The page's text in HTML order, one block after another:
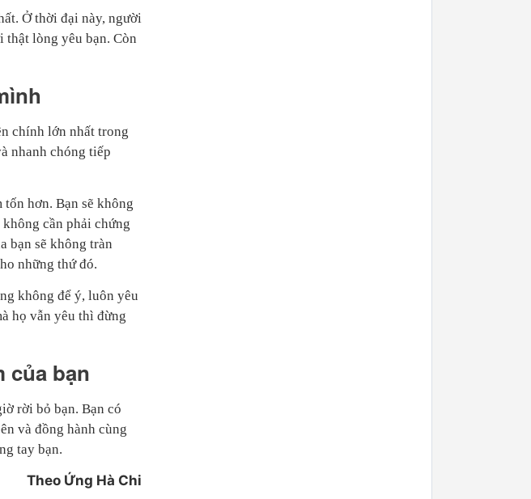
Ở thời đại này, người
thật lòng yêu bạn. Còn
chính lớn nhất trong
nhanh chóng tiếp
hơn. Bạn sẽ không
cần phải chứng
bạn sẽ không tràn
những thứ đó.
không để ý, luôn yêu
họ vẫn yêu thì đừng
của bạn
rời bỏ bạn. Bạn có
và đồng hành cùng
tay bạn.
Theo Ứng Hà Chi